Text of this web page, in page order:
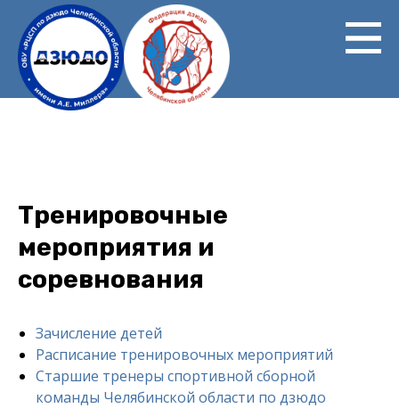
Перейти
основному
содержанию
Тренировочные
мероприятия и
соревнования
Main
menu
Зачисление детей
Расписание тренировочных мероприятий
Старшие тренеры спортивной сборной
команды Челябинской области по дзюдо